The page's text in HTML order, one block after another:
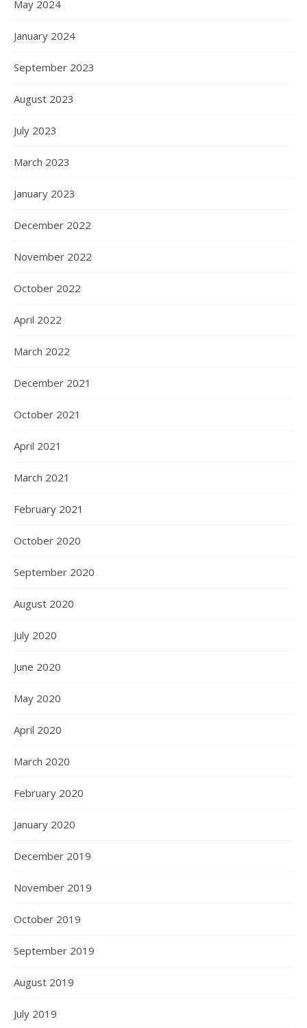
May 2024
January 2024
September 2023
August 2023
July 2023
March 2023
January 2023
December 2022
November 2022
October 2022
April 2022
March 2022
December 2021
October 2021
April 2021
March 2021
February 2021
October 2020
September 2020
August 2020
July 2020
June 2020
May 2020
April 2020
March 2020
February 2020
January 2020
December 2019
November 2019
October 2019
September 2019
August 2019
July 2019